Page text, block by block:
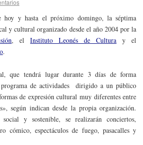
hoy y hasta el próximo domingo, la séptima
y cultural organizado desde el año 2004 por la
, elInstituto Leonés de Cultura y el
.
que tendrá lugar durante 3 días de forma
de actividades dirigido a un público
de expresión cultural muy diferentes entre
según indican desde la propia organización.
y sostenible, se realizarán conciertos,
cómico, espectáculos de fuego, pasacalles y